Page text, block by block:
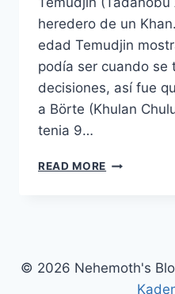
heredero de un
edad Temudjin
podía ser cuando se
decisiones, así fue
a Börte (Khulan
tenia 9…
READ MORE MONGOL
© 2026 Nehemoth's